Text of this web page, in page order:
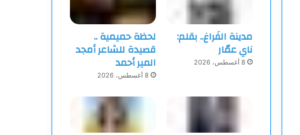
مدينة الفَراغ.. بقلم:
ناي عمّار
8 أغسطس، 2026
لحظة حميمية ..
قصيدة للشاعر أمجد
المير أحمد
8 أغسطس، 2026